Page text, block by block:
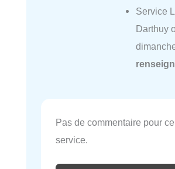
Service
Darthuy
Pas de commentaire pour ce
service.